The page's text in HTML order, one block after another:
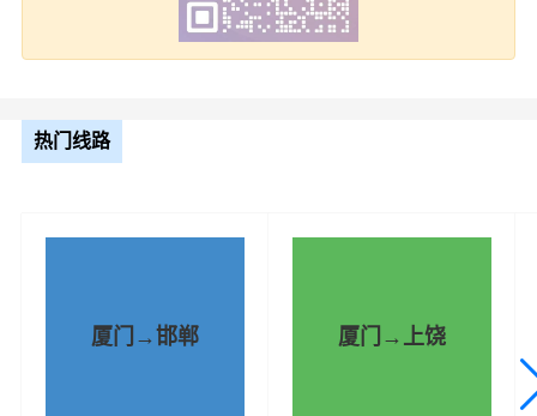
联系人：韩老板联系电话：159****6578
联系人：任老板联系电话：187****9149
车型：平板车，长：13.7米：货物名称：纸箱工艺品
热门线路
厦门→邯郸 厦门→上饶